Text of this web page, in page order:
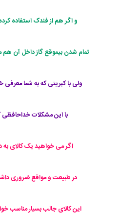
و اگر هم از فندک استفاده
تمام شدن بیموقع گاز داخل آن
ولی با کبریتی که به شما معرفی
با این مشکلات خداحافظی
اگر می خواهید یک کالای به
در طبیعت و مواقع ضروری
این کالای جالب بسیار مناسب